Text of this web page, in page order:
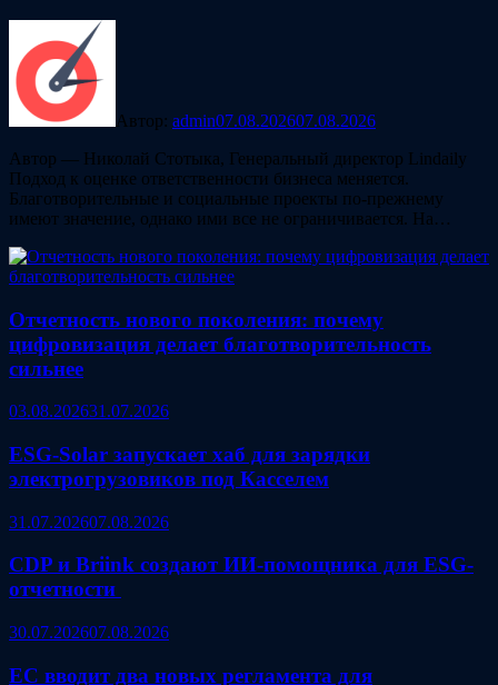
Автор: admin07.08.202607.08.2026
Автор — Николай Стотыка, Генеральный директор Lindaily
Подход к оценке ответственности бизнеса меняется.
Благотворительные и социальные проекты по-прежнему
имеют значение, однако ими все не ограничивается. На…
Отчетность нового поколения: почему
цифровизация делает благотворительность
сильнее
03.08.202631.07.2026
ESG‑Solar запускает хаб для зарядки
электрогрузовиков под Касселем
31.07.202607.08.2026
CDP и Briink создают ИИ‑помощника для ESG-
отчетности
30.07.202607.08.2026
ЕС вводит два новых регламента для